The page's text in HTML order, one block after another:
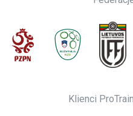
Klienci